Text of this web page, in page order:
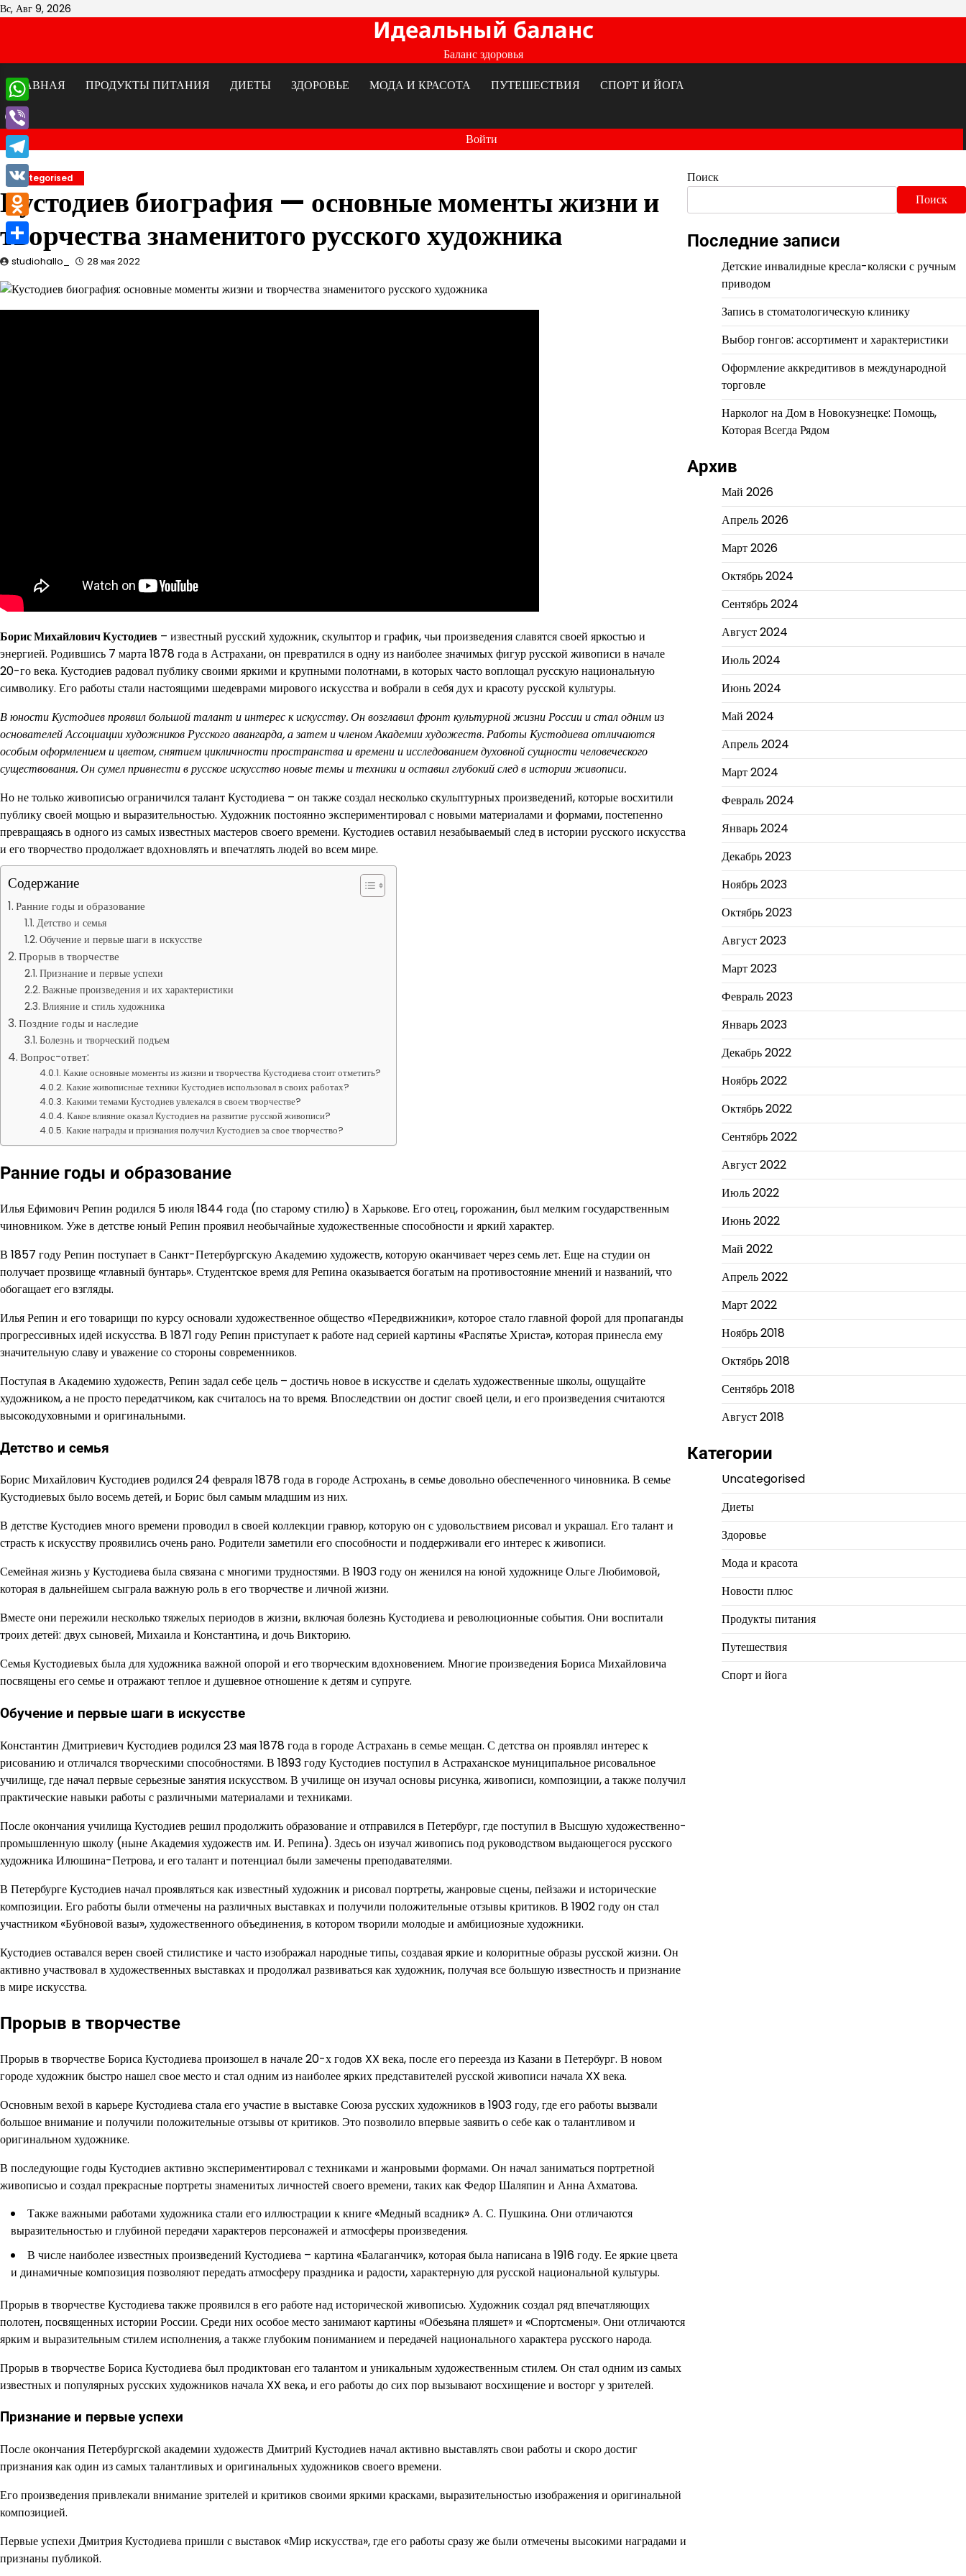
Перейти
Вс, Авг 9, 2026
Идеальный баланс
Баланс здоровья
ГЛАВНАЯ
ПРОДУКТЫ ПИТАНИЯ ДИЕТЫ ЗДОРОВЬЕ МОДА И КРАСОТА ПУТЕШЕСТВИЯ СПОРТ И ЙОГА
Войти
Uncategorised
Кустодиев биография — основные моменты жизни и
творчества знаменитого русского художника
studiohallo_ 28 мая 2022
Борис Михайлович Кустодиев – известный русский художник, скульптор и график, чьи произведения славятся своей яркостью и
энергией. Родившись 7 марта 1878 года в Астрахани, он превратился в одну из наиболее значимых фигур русской живописи в начале
20-го века. Кустодиев радовал публику своими яркими и крупными полотнами, в которых часто воплощал русскую национальную
символику. Его работы стали настоящими шедеврами мирового искусства и вобрали в себя дух и красоту русской культуры.
В юности Кустодиев проявил большой талант и интерес к искусству. Он возглавил фронт культурной жизни России и стал одним из
основателей Ассоциации художников Русского авангарда, а затем и членом Академии художеств. Работы Кустодиева отличаются
особым оформлением и цветом, снятием цикличности пространства и времени и исследованием духовной сущности человеческого
существования. Он сумел привнести в русское искусство новые темы и техники и оставил глубокий след в истории живописи.
Но не только живописью ограничился талант Кустодиева – он также создал несколько скульптурных произведений, которые восхитили
публику своей мощью и выразительностью. Художник постоянно экспериментировал с новыми материалами и формами, постепенно
превращаясь в одного из самых известных мастеров своего времени. Кустодиев оставил незабываемый след в истории русского искусства
и его творчество продолжает вдохновлять и впечатлять людей во всем мире.
Содержание
Ранние годы и образование
Детство и семья
Обучение и первые шаги в искусстве
Прорыв в творчестве
Признание и первые успехи
Важные произведения и их характеристики
Влияние и стиль художника
Поздние годы и наследие
Болезнь и творческий подъем
Вопрос-ответ:
Какие основные моменты из жизни и творчества Кустодиева стоит отметить?
Какие живописные техники Кустодиев использовал в своих работах?
Какими темами Кустодиев увлекался в своем творчестве?
Какое влияние оказал Кустодиев на развитие русской живописи?
Какие награды и признания получил Кустодиев за свое творчество?
Ранние годы и образование
Илья Ефимович Репин родился 5 июля 1844 года (по старому стилю) в Харькове. Его отец, горожанин, был мелким государственным
чиновником. Уже в детстве юный Репин проявил необычайные художественные способности и яркий характер.
В 1857 году Репин поступает в Санкт-Петербургскую Академию художеств, которую оканчивает через семь лет. Еще на студии он
получает прозвище «главный бунтарь». Студентское время для Репина оказывается богатым на противостояние мнений и названий, что
обогащает его взгляды.
Илья Репин и его товарищи по курсу основали художественное общество «Передвижники», которое стало главной форой для пропаганды
прогрессивных идей искусства. В 1871 году Репин приступает к работе над серией картины «Распятье Христа», которая принесла ему
значительную славу и уважение со стороны современников.
Поступая в Академию художеств, Репин задал себе цель – достичь новое в искусстве и сделать художественные школы, ощущайте
художником, а не просто передатчиком, как считалось на то время. Впоследствии он достиг своей цели, и его произведения считаются
высокодуховными и оригинальными.
Детство и семья
Борис Михайлович Кустодиев родился 24 февраля 1878 года в городе Астрохань, в семье довольно обеспеченного чиновника. В семье
Кустодиевых было восемь детей, и Борис был самым младшим из них.
В детстве Кустодиев много времени проводил в своей коллекции гравюр, которую он с удовольствием рисовал и украшал. Его талант и
страсть к искусству проявились очень рано. Родители заметили его способности и поддерживали его интерес к живописи.
Семейная жизнь у Кустодиева была связана с многими трудностями. В 1903 году он женился на юной художнице Ольге Любимовой,
которая в дальнейшем сыграла важную роль в его творчестве и личной жизни.
Вместе они пережили несколько тяжелых периодов в жизни, включая болезнь Кустодиева и революционные события. Они воспитали
троих детей: двух сыновей, Михаила и Константина, и дочь Викторию.
Семья Кустодиевых была для художника важной опорой и его творческим вдохновением. Многие произведения Бориса Михайловича
посвящены его семье и отражают теплое и душевное отношение к детям и супруге.
Обучение и первые шаги в искусстве
Константин Дмитриевич Кустодиев родился 23 мая 1878 года в городе Астрахань в семье мещан. С детства он проявлял интерес к
рисованию и отличался творческими способностями. В 1893 году Кустодиев поступил в Астраханское муниципальное рисовальное
училище, где начал первые серьезные занятия искусством. В училище он изучал основы рисунка, живописи, композиции, а также получил
практические навыки работы с различными материалами и техниками.
После окончания училища Кустодиев решил продолжить образование и отправился в Петербург, где поступил в Высшую художественно-
промышленную школу (ныне Академия художеств им. И. Репина). Здесь он изучал живопись под руководством выдающегося русского
художника Илюшина-Петрова, и его талант и потенциал были замечены преподавателями.
В Петербурге Кустодиев начал проявляться как известный художник и рисовал портреты, жанровые сцены, пейзажи и исторические
композиции. Его работы были отмечены на различных выставках и получили положительные отзывы критиков. В 1902 году он стал
участником «Бубновой вазы», художественного объединения, в котором творили молодые и амбициозные художники.
Кустодиев оставался верен своей стилистике и часто изображал народные типы, создавая яркие и колоритные образы русской жизни. Он
активно участвовал в художественных выставках и продолжал развиваться как художник, получая все большую известность и признание
в мире искусства.
Прорыв в творчестве
Прорыв в творчестве Бориса Кустодиева произошел в начале 20-х годов XX века, после его переезда из Казани в Петербург. В новом
городе художник быстро нашел свое место и стал одним из наиболее ярких представителей русской живописи начала XX века.
Основным вехой в карьере Кустодиева стала его участие в выставке Союза русских художников в 1903 году, где его работы вызвали
большое внимание и получили положительные отзывы от критиков. Это позволило впервые заявить о себе как о талантливом и
оригинальном художнике.
В последующие годы Кустодиев активно экспериментировал с техниками и жанровыми формами. Он начал заниматься портретной
живописью и создал прекрасные портреты знаменитых личностей своего времени, таких как Федор Шаляпин и Анна Ахматова.
Также важными работами художника стали его иллюстрации к книге «Медный всадник» А. С. Пушкина. Они отличаются
выразительностью и глубиной передачи характеров персонажей и атмосферы произведения.
В числе наиболее известных произведений Кустодиева – картина «Балаганчик», которая была написана в 1916 году. Ее яркие цвета
и динамичные композиция позволяют передать атмосферу праздника и радости, характерную для русской национальной культуры.
Прорыв в творчестве Кустодиева также проявился в его работе над исторической живописью. Художник создал ряд впечатляющих
полотен, посвященных истории России. Среди них особое место занимают картины «Обезьяна пляшет» и «Спортсмены». Они отличаются
ярким и выразительным стилем исполнения, а также глубоким пониманием и передачей национального характера русского народа.
Прорыв в творчестве Бориса Кустодиева был продиктован его талантом и уникальным художественным стилем. Он стал одним из самых
известных и популярных русских художников начала XX века, и его работы до сих пор вызывают восхищение и восторг у зрителей.
Признание и первые успехи
После окончания Петербургской академии художеств Дмитрий Кустодиев начал активно выставлять свои работы и скоро достиг
признания как один из самых талантливых и оригинальных художников своего времени.
Его произведения привлекали внимание зрителей и критиков своими яркими красками, выразительностью изображения и оригинальной
композицией.
Первые успехи Дмитрия Кустодиева пришли с выставок «Мир искусства», где его работы сразу же были отмечены высокими наградами и
признаны публикой.
Поиск
Поиск
Последние записи
Детские инвалидные кресла-коляски с ручным
приводом
Запись в стоматологическую клинику
Выбор гонгов: ассортимент и характеристики
Оформление аккредитивов в международной
торговле
Нарколог на Дом в Новокузнецке: Помощь,
Которая Всегда Рядом
Архив
Май 2026
Апрель 2026
Март 2026
Октябрь 2024
Сентябрь 2024
Август 2024
Июль 2024
Июнь 2024
Май 2024
Апрель 2024
Март 2024
Февраль 2024
Январь 2024
Декабрь 2023
Ноябрь 2023
Октябрь 2023
Август 2023
Март 2023
Февраль 2023
Январь 2023
Декабрь 2022
Ноябрь 2022
Октябрь 2022
Сентябрь 2022
Август 2022
Июль 2022
Июнь 2022
Май 2022
Апрель 2022
Март 2022
Ноябрь 2018
Октябрь 2018
Сентябрь 2018
Август 2018
Категории
Uncategorised
Диеты
Здоровье
Мода и красота
Новости плюс
Продукты питания
Путешествия
Спорт и йога
WhatsApp
Viber
Telegram
VK
Odnoklassniki
Отправить